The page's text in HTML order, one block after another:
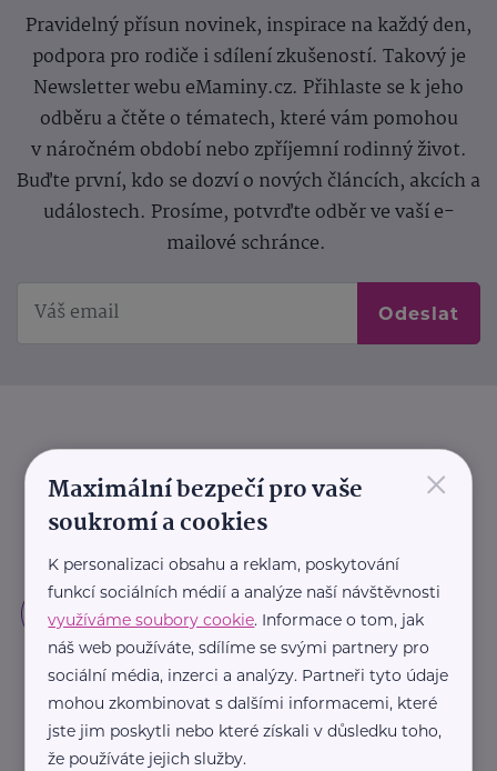
Pravidelný přísun novinek, inspirace na každý den,
podpora pro rodiče i sdílení zkušeností. Takový je
Newsletter webu eMaminy.cz. Přihlaste se k jeho
odběru a čtěte o tématech, které vám pomohou
v náročném období nebo zpříjemní rodinný život.
Buďte první, kdo se dozví o nových článcích, akcích a
událostech. Prosíme, potvrďte odběr ve vaší e-
mailové schránce.
Odeslat
×
Maximální bezpečí pro vaše
soukromí a cookies
K personalizaci obsahu a reklam, poskytování
funkcí sociálních médií a analýze naší návštěvnosti
využíváme soubory cookie. Informace o tom, jak
náš web používáte, sdílíme se svými partnery pro
sociální média, inzerci a analýzy. Partneři tyto údaje
mohou zkombinovat s dalšími informacemi, které
jste jim poskytli nebo které získali v důsledku toho,
že používáte jejich služby.